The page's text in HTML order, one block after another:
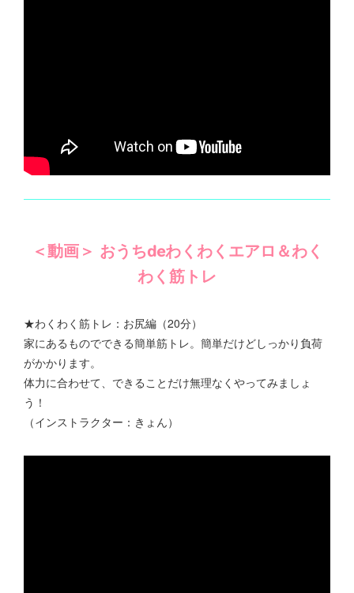
＜動画＞ おうちdeわくわくエアロ＆わく
わく筋トレ
★わくわく筋トレ：お尻編（20分）
家にあるものでできる簡単筋トレ。簡単だけどしっかり負荷
がかかります。
体力に合わせて、できることだけ無理なくやってみましょ
う！
（インストラクター：きょん）